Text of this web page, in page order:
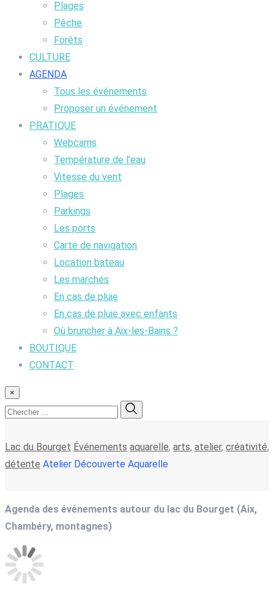
Plages
Pêche
Forêts
CULTURE
AGENDA
Tous les événements
Proposer un événement
PRATIQUE
Webcams
Température de l’eau
Vitesse du vent
Plages
Parkings
Les ports
Carte de navigation
Location bateau
Les marchés
En cas de pluie
En cas de pluie avec enfants
Où bruncher à Aix-les-Bains ?
BOUTIQUE
CONTACT
×
Lac du Bourget Événements aquarelle, arts, atelier, créativité,
détente Atelier Découverte Aquarelle
Agenda des événements autour du lac du Bourget (Aix,
Chambéry, montagnes)